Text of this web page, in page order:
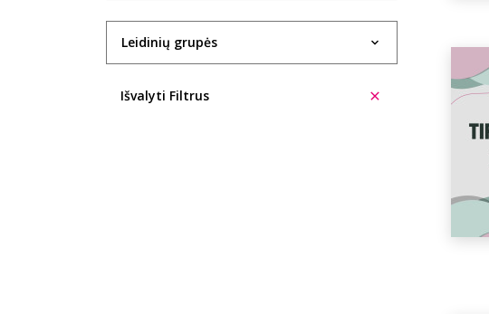
Leidinių grupės
Išvalyti Filtrus